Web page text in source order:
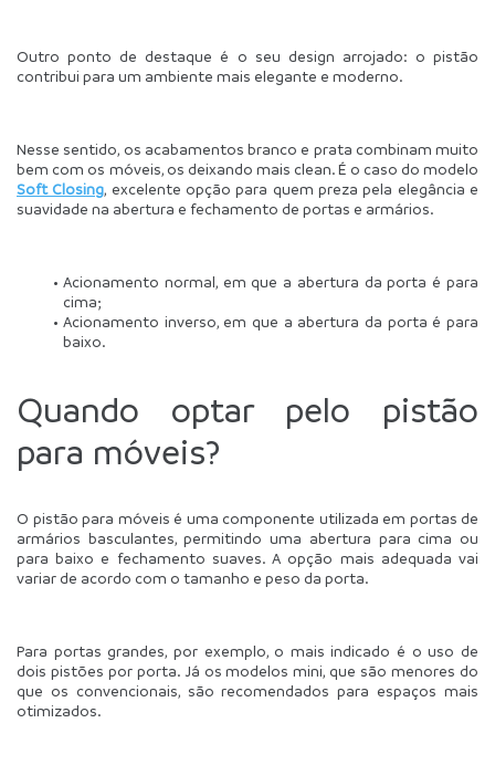
Outro ponto de destaque é o seu design arrojado: o pistão
contribui para um ambiente mais elegante e moderno.
Nesse sentido, os acabamentos branco e prata combinam muito
Soft Closing, excelente opção para quem preza pela elegância e
suavidade na abertura e fechamento de portas e armários.
Acionamento normal, em que a abertura da porta é para
cima;
Acionamento inverso, em que a abertura da porta é para
baixo.
Quando optar pelo pistão
para móveis?
O pistão para móveis é uma componente utilizada em portas de
armários basculantes, permitindo uma abertura para cima ou
para baixo e fechamento suaves. A opção mais adequada vai
variar de acordo com o tamanho e peso da porta.
Para portas grandes, por exemplo, o mais indicado é o uso de
dois pistões por porta. Já os modelos mini, que são menores do
que os convencionais, são recomendados para espaços mais
otimizados.